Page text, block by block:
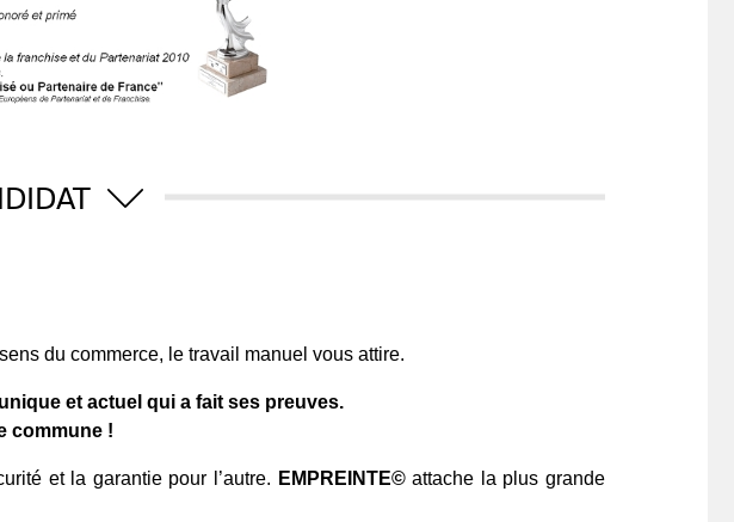
du commerce, le travail manuel vous attire.
et actuel qui a fait ses preuves.
commune !
et la garantie pour l’autre. EMPREINTE©attache la plus grande